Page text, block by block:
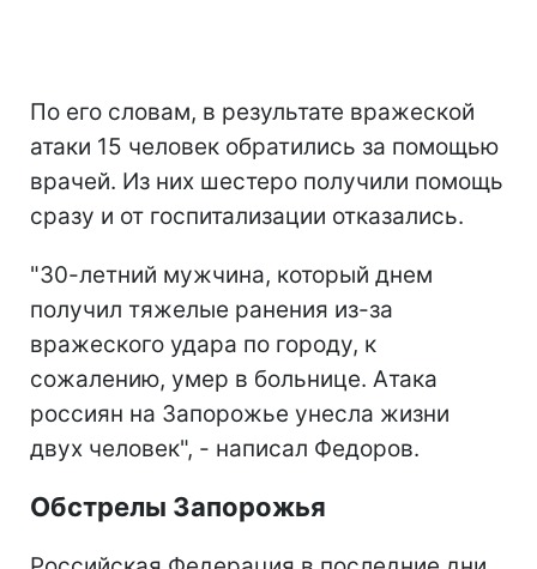
По его словам, в результате вражеской
атаки 15 человек обратились за помощью
врачей. Из них шестеро получили помощь
сразу и от госпитализации отказались.
"30-летний мужчина, который днем
получил тяжелые ранения из-за
вражеского удара по городу, к
сожалению, умер в больнице. Атака
россиян на Запорожье унесла жизни
двух человек", - написал Федоров.
Обстрелы Запорожья